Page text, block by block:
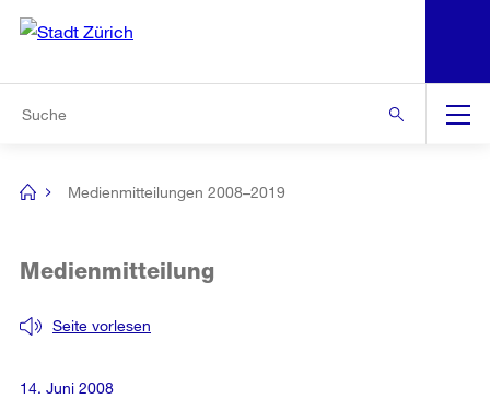
Navigation
[no
Medienmitteilungen 2008–2019
Seite vorlesen
Medienmitteilung
14. Juni 2008